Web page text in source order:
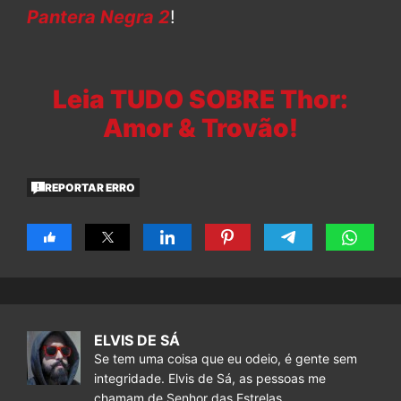
Pantera Negra 2!
Leia TUDO SOBRE Thor:
Amor & Trovão!
REPORTAR ERRO
ELVIS DE SÁ
Se tem uma coisa que eu odeio, é gente sem
integridade. Elvis de Sá, as pessoas me
chamam de Senhor das Estrelas.